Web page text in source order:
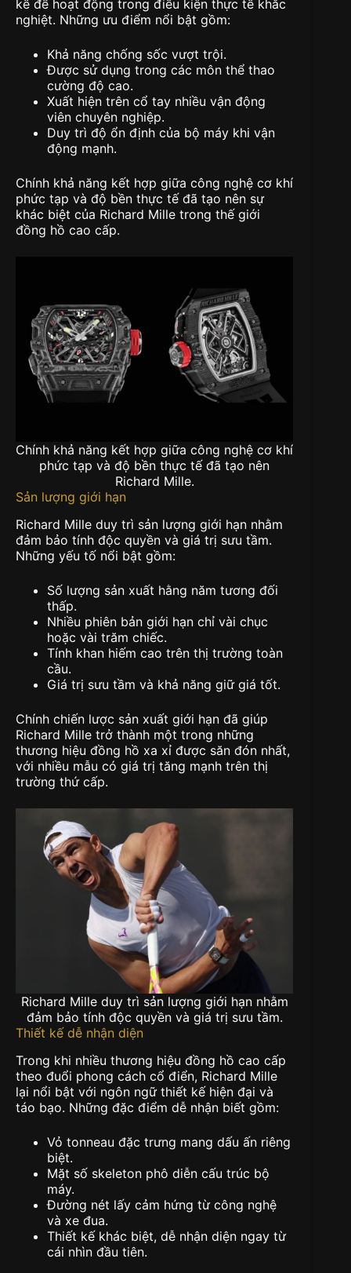
kế để hoạt động trong điều kiện thực tế khắc
nghiệt. Những ưu điểm nổi bật gồm:
Khả năng chống sốc vượt trội.
Được sử dụng trong các môn thể thao
cường độ cao.
Xuất hiện trên cổ tay nhiều vận động
viên chuyên nghiệp.
Duy trì độ ổn định của bộ máy khi vận
động mạnh.
Chính khả năng kết hợp giữa công nghệ cơ khí
phức tạp và độ bền thực tế đã tạo nên sự
khác biệt của Richard Mille trong thế giới
đồng hồ cao cấp.
Chính khả năng kết hợp giữa công nghệ cơ khí
phức tạp và độ bền thực tế đã tạo nên
Richard Mille.
Sản lượng giới hạn
Richard Mille duy trì sản lượng giới hạn nhằm
đảm bảo tính độc quyền và giá trị sưu tầm.
Những yếu tố nổi bật gồm:
Số lượng sản xuất hằng năm tương đối
thấp.
Nhiều phiên bản giới hạn chỉ vài chục
hoặc vài trăm chiếc.
Tính khan hiếm cao trên thị trường toàn
cầu.
Giá trị sưu tầm và khả năng giữ giá tốt.
Chính chiến lược sản xuất giới hạn đã giúp
Richard Mille trở thành một trong những
thương hiệu đồng hồ xa xỉ được săn đón nhất,
với nhiều mẫu có giá trị tăng mạnh trên thị
trường thứ cấp.
Richard Mille duy trì sản lượng giới hạn nhằm
đảm bảo tính độc quyền và giá trị sưu tầm.
Thiết kế dễ nhận diện
Trong khi nhiều thương hiệu đồng hồ cao cấp
theo đuổi phong cách cổ điển, Richard Mille
lại nổi bật với ngôn ngữ thiết kế hiện đại và
táo bạo. Những đặc điểm dễ nhận biết gồm:
Vỏ tonneau đặc trưng mang dấu ấn riêng
biệt.
Mặt số skeleton phô diễn cấu trúc bộ
máy.
Đường nét lấy cảm hứng từ công nghệ
và xe đua.
Thiết kế khác biệt, dễ nhận diện ngay từ
cái nhìn đầu tiên.